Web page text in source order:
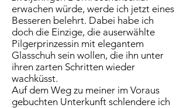
erwachen würde, werde ich jetzt eines
Besseren belehrt. Dabei habe ich
doch die Einzige, die auserwählte
Pilgerprinzessin mit elegantem
Glasschuh sein wollen, die ihn unter
ihren zarten Schritten wieder
wachküsst.
Auf dem Weg zu meiner im Voraus
gebuchten Unterkunft schlendere ich